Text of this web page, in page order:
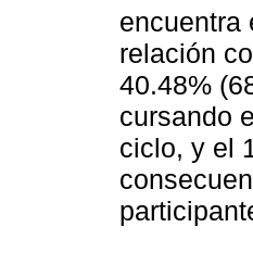
encuentra
relación
40.48%
cursando
ciclo, y el